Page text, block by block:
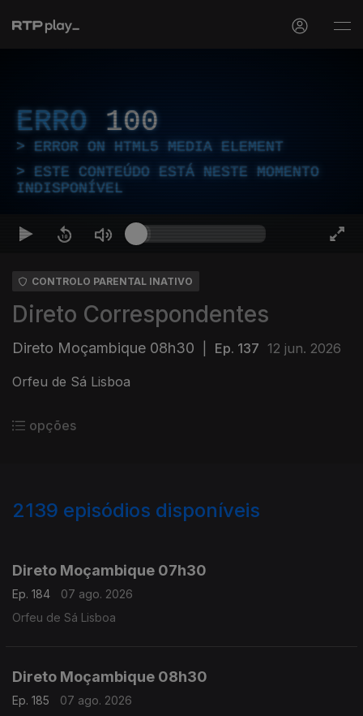
ERRO 100
ERROR ON HTML5 MEDIA ELEMENT
ESTE CONTEÚDO ESTÁ NESTE MOMENTO
INDISPONÍVEL
CONTROLO PARENTAL INATIVO
Direto Correspondentes
Direto Moçambique 08h30 Ep. 137 12 jun. 2026
Orfeu de Sá Lisboa
opções
2139 episódios disponíveis
Direto Moçambique 07h30
Ep. 184
07 ago. 2026
Orfeu de Sá Lisboa
Direto Moçambique 08h30
Ep. 185
07 ago. 2026